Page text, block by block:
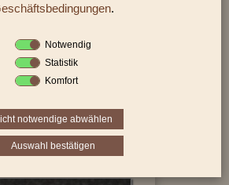
mit AB 10,0 mm und viele weiter
sich in folgender Kategorie:
.
Notwendig
Statistik
Komfort
notwendige abwählen
Auswahl bestätigen